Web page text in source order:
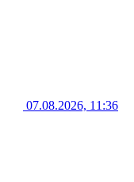
07.08.2026, 11:36